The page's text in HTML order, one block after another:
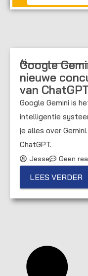
Ai
Google
nieuwe
van
Google Gemini is
intelligentie
je alles over
ChatGPT.
Jesse Geen
LEES VERDER